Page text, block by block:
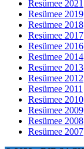
Resümee 2021
Resümee 2019
Resümee 2018
Resümee 2017
Resümee 2016
Resümee 2014
Resümee 2013
Resümee 2012
Resümee 2011
Resümee 2010
Resümee 2009
Resümee 2008
Resümee 2007